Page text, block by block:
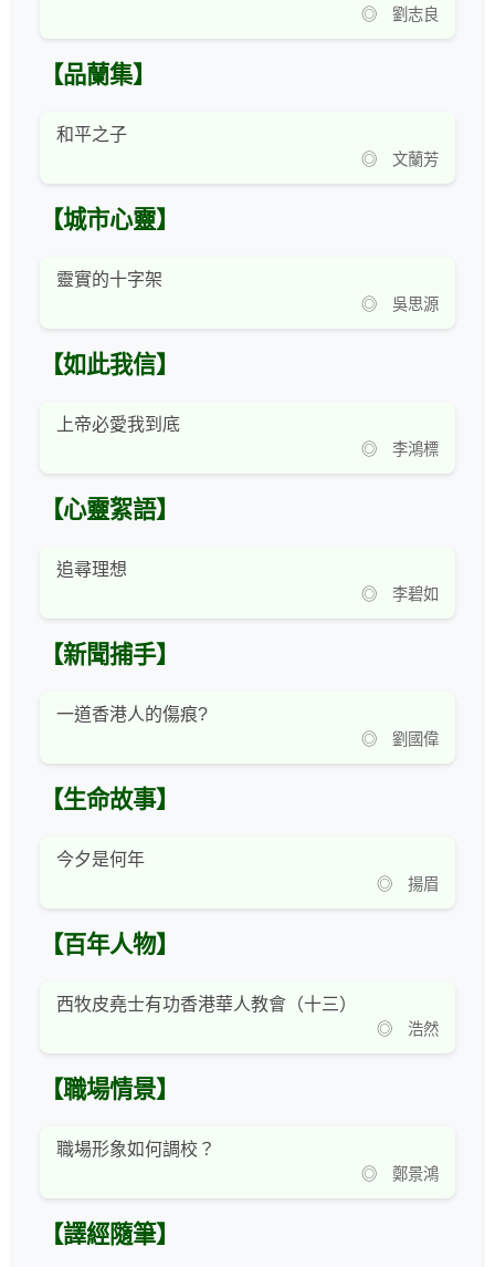
◎ 劉志良
【品蘭集】
和平之子
◎ 文蘭芳
【城市心靈】
靈實的十字架
◎ 吳思源
【如此我信】
上帝必愛我到底
◎ 李鴻標
【心靈絮語】
追尋理想
◎ 李碧如
【新聞捕手】
一道香港人的傷痕?
◎ 劉國偉
【生命故事】
今夕是何年
◎ 揚眉
【百年人物】
西牧皮堯士有功香港華人教會（十三）
◎ 浩然
【職場情景】
職場形象如何調校？
◎ 鄭景鴻
【譯經隨筆】